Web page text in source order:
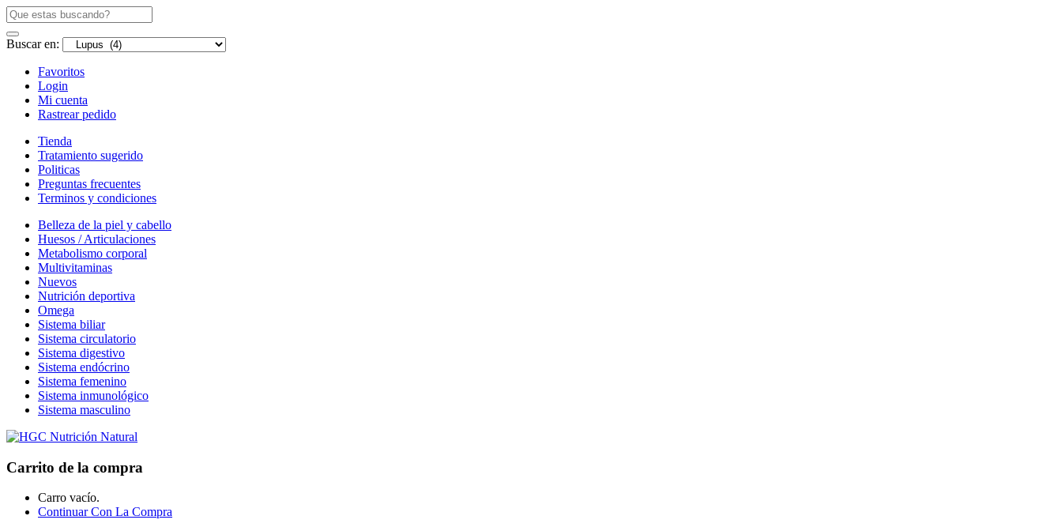
Buscar en:
Favoritos
Login
Mi cuenta
Rastrear pedido
Tienda
Tratamiento sugerido
Politicas
Preguntas frecuentes
Terminos y condiciones
Belleza de la piel y cabello
Huesos / Articulaciones
Metabolismo corporal
Multivitaminas
Nuevos
Nutrición deportiva
Omega
Sistema biliar
Sistema circulatorio
Sistema digestivo
Sistema endócrino
Sistema femenino
Sistema inmunológico
Sistema masculino
Carrito de la compra
Carro vacío.
Continuar Con La Compra